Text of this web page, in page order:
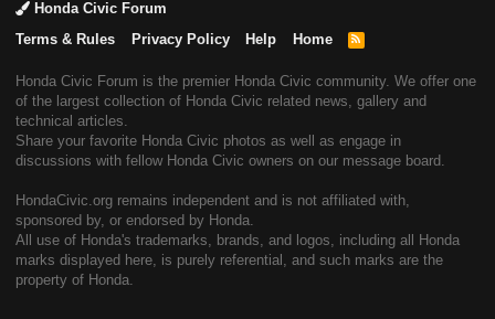
Honda Civic Forum
Terms & Rules
Privacy Policy Help Home
R
Honda Civic Forum is the premier Honda Civic community. We offer one
of the largest collection of Honda Civic related news, gallery and
technical articles.
Share your favorite Honda Civic photos as well as engage in
discussions with fellow Honda Civic owners on our message board.
HondaCivic.org remains independent and is not affiliated with,
sponsored by, or endorsed by Honda.
All use of Honda's trademarks, brands, and logos, including all Honda
marks displayed here, is purely referential, and such marks are the
property of Honda.